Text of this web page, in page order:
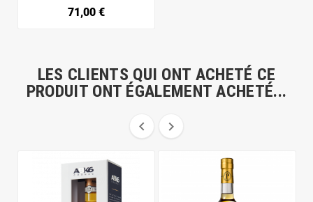
71,00 €
LES CLIENTS QUI ONT ACHETÉ CE
PRODUIT ONT ÉGALEMENT ACHETÉ...
 